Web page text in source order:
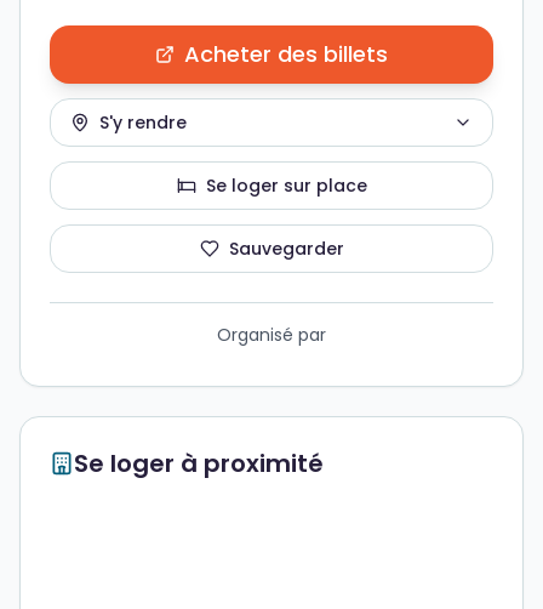
Acheter des billets
S'y rendre
Se loger sur place
Sauvegarder
Organisé par
Se loger à proximité